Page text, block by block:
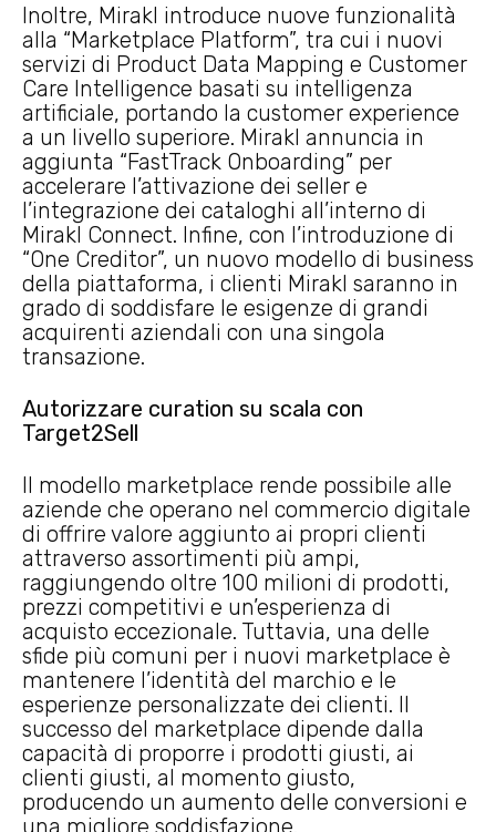
Inoltre, Mirakl introduce nuove funzionalità
alla “Marketplace Platform”, tra cui i nuovi
servizi di Product Data Mapping e Customer
Care Intelligence basati su intelligenza
artificiale, portando la customer experience
a un livello superiore. Mirakl annuncia in
aggiunta “FastTrack Onboarding” per
accelerare l’attivazione dei seller e
l’integrazione dei cataloghi all’interno di
Mirakl Connect. Infine, con l’introduzione di
“One Creditor”, un nuovo modello di business
della piattaforma, i clienti Mirakl saranno in
grado di soddisfare le esigenze di grandi
acquirenti aziendali con una singola
transazione.
Autorizzare curation su scala con
Target2Sell
Il modello marketplace rende possibile alle
aziende che operano nel commercio digitale
di offrire valore aggiunto ai propri clienti
attraverso assortimenti più ampi,
raggiungendo oltre 100 milioni di prodotti,
prezzi competitivi e un’esperienza di
acquisto eccezionale. Tuttavia, una delle
sfide più comuni per i nuovi marketplace è
mantenere l’identità del marchio e le
esperienze personalizzate dei clienti. Il
successo del marketplace dipende dalla
capacità di proporre i prodotti giusti, ai
clienti giusti, al momento giusto,
producendo un aumento delle conversioni e
una migliore soddisfazione.